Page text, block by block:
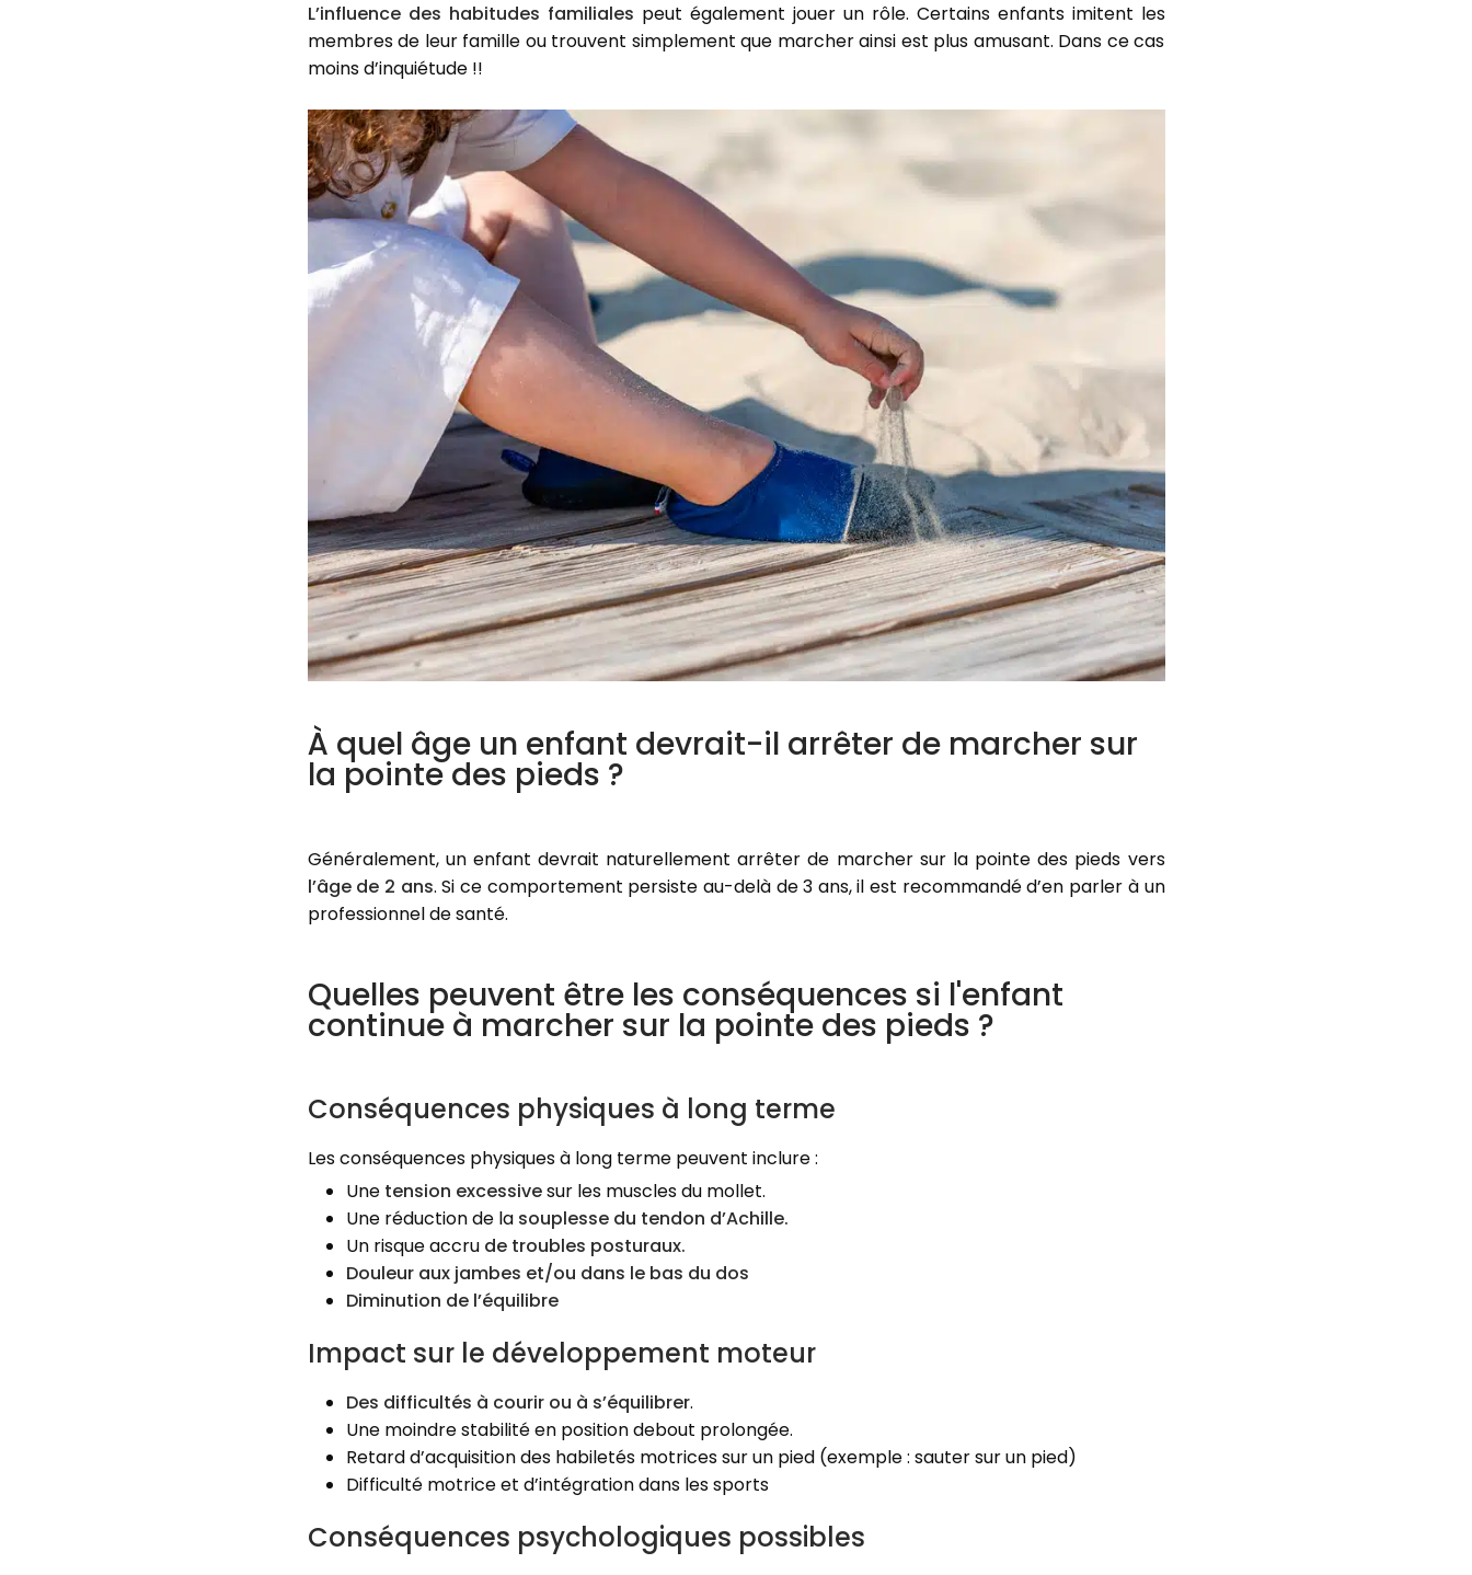
L’influence des habitudes familiales peut également jouer un rôle. Certains enfants imitent les
membres de leur famille ou trouvent simplement que marcher ainsi est plus amusant. Dans ce cas
moins d’inquiétude !!
À quel âge un enfant devrait-il arrêter de marcher sur
la pointe des pieds ?
Généralement, un enfant devrait naturellement arrêter de marcher sur la pointe des pieds vers
l’âge de 2 ans. Si ce comportement persiste au-delà de 3 ans, il est recommandé d’en parler à un
professionnel de santé.
Quelles peuvent être les conséquences si l'enfant
continue à marcher sur la pointe des pieds ?
Conséquences physiques à long terme
Les conséquences physiques à long terme peuvent inclure :
Une tension excessivesur les muscles du mollet.
Une réduction de la souplesse du tendon d’Achille.
Un risque accru de troubles posturaux.
Douleur aux jambes et/ou dans le bas du dos
Diminution de l’équilibre
Impact sur le développement moteur
Des difficultés à courir ou à s’équilibrer.
Une moindre stabilité en position debout prolongée.
Retard d’acquisition des habiletés motrices sur un pied (exemple : sauter sur un pied)
Difficulté motrice et d’intégration dans les sports
Conséquences psychologiques possibles